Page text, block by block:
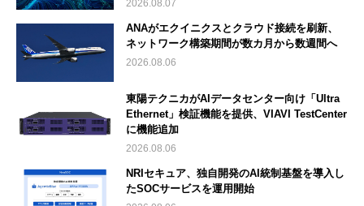
2026.08.07
ANAがエクイニクスとクラウド接続を刷新、
ネットワーク構築期間が数カ月から数週間へ
2026.08.06
東陽テクニカがAIデータセンター向け「Ultra
Ethernet」検証機能を提供、VIAVI TestCenter
に機能追加
2026.08.06
NRIセキュア、独自開発のAI統制基盤を導入し
たSOCサービスを運用開始